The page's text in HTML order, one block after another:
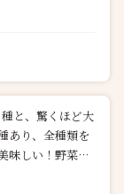
と、驚くほど大
あり、全種類を
味しい！野菜も